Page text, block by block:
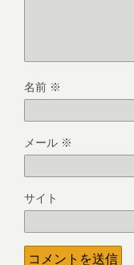
名前 ※
メール ※
サイト